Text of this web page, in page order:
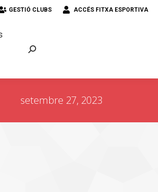
GESTIÓ CLUBS ACCÉS FITXA ESPORTIVA
setembre 27, 2023